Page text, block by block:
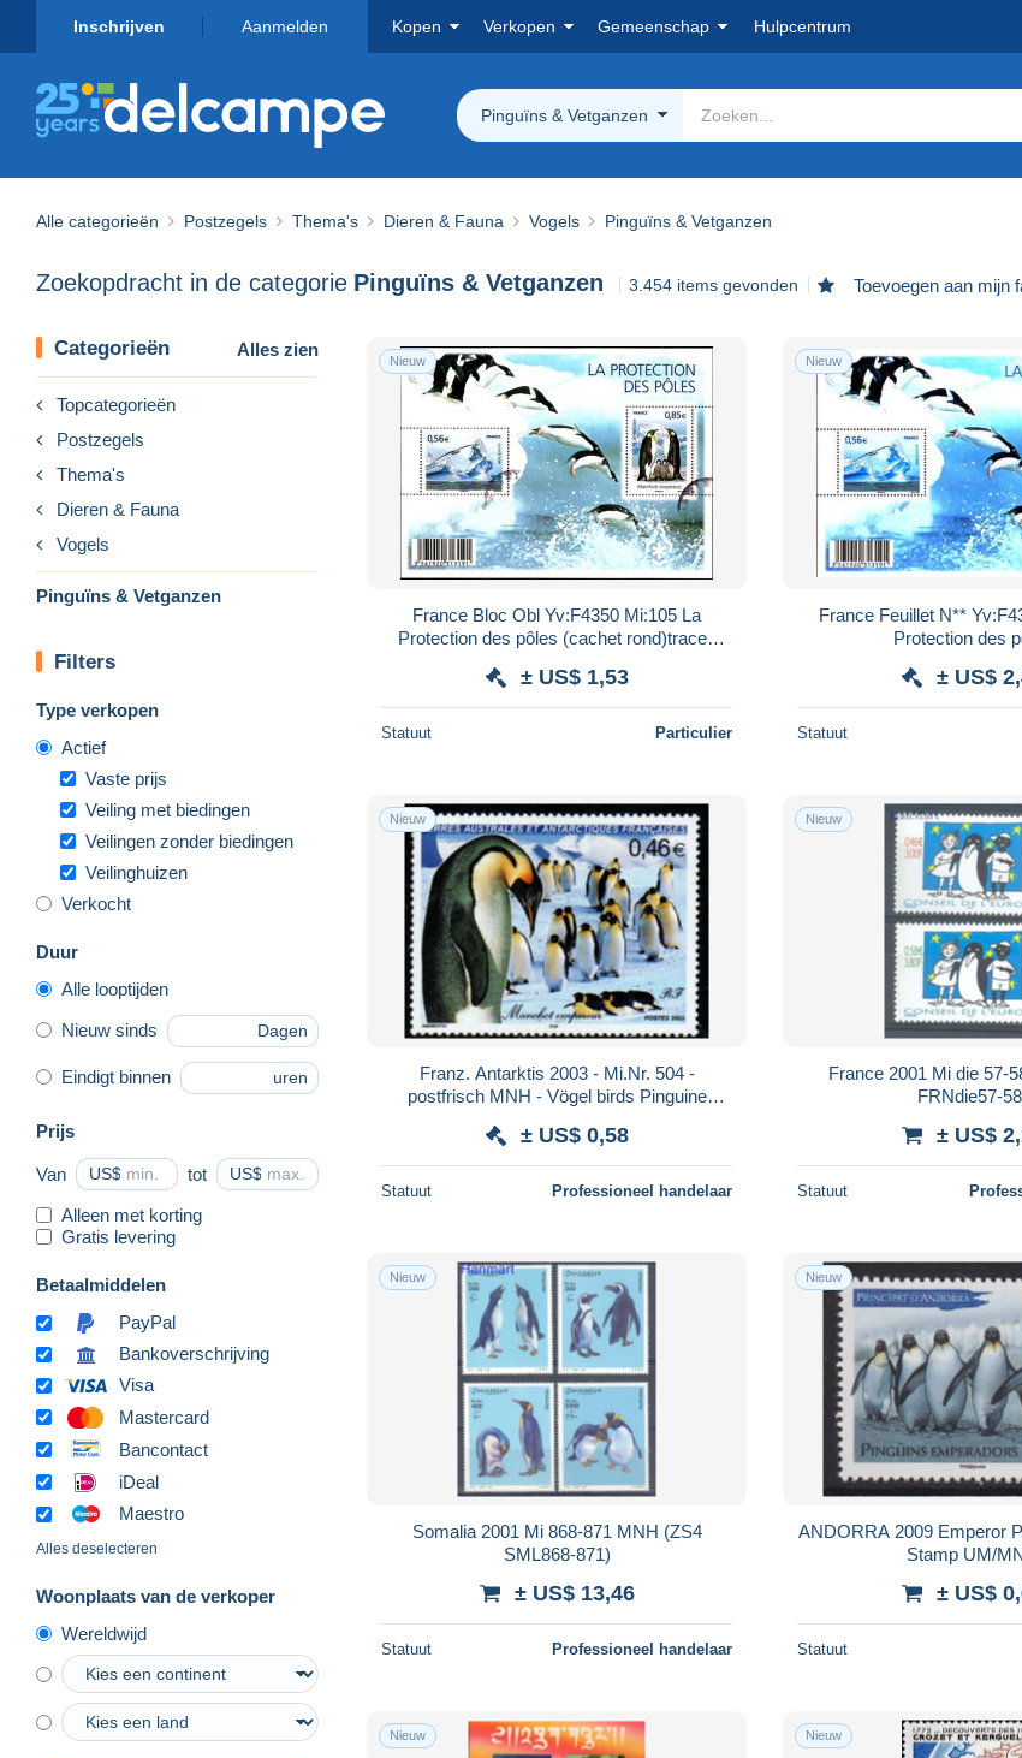
Inschrijven Aanmelden Kopen Verkopen Gemeenschap Hulpcentrum
Pinguïns & Vetganzen
Alle categorieën Postzegels Thema's Dieren & Fauna Vogels Pinguïns & Vetganzen
Zoekopdracht in de categorie Pinguïns & Vetganzen 3.454 items gevonden Toevoegen aan mijn
Categorieën Alles zien
Topcategorieën
Postzegels
Thema's
Dieren & Fauna
Vogels
Pinguïns & Vetganzen
Filters
Type verkopen
Actief
Vaste prijs
Veiling met biedingen
Veilingen zonder biedingen
Veilinghuizen
Verkocht
Duur
Alle looptijden
Nieuw sinds Dagen
Eindigt binnen uren
Prijs
Van US$ tot US$
Alleen met korting
Gratis levering
Betaalmiddelen
PayPal
Bankoverschrijving
Visa
Mastercard
Bancontact
iDeal
Maestro
Alles deselecteren
Woonplaats van de verkoper
Wereldwijd
Nieuw
France Bloc Obl Yv:F4350 Mi:105 La
Protection des pôles (cachet rond)traces
± US$ 1,53
Statuut Particulier
Nieuw
France Feuillet N**
Protection des
± US$
Statuut
Nieuw
Franz. Antarktis 2003 - Mi.Nr. 504 -
postfrisch MNH - Vögel birds Pinguine
± US$ 0,58
Statuut Professioneel handelaar
Nieuw
France 2001 Mi die 57-
FRNdie57-
± US$
Statuut
Nieuw
Somalia 2001 Mi 868-871 MNH (ZS4
SML868-871)
± US$ 13,46
Statuut Professioneel handelaar
Nieuw
ANDORRA 2009 Emperor
Stamp UM/
± US$
Statuut
Nieuw Nieuw